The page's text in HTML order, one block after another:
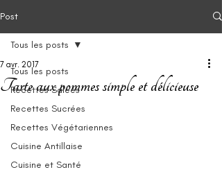
Post
Tous les posts
Recettes Salées
Recettes Sucrées
Recettes Végétariennes
Cuisine Antillaise
Cuisine et Santé
Tous les posts
Tarte aux pommes simple et délicieuse
7 avr. 2017